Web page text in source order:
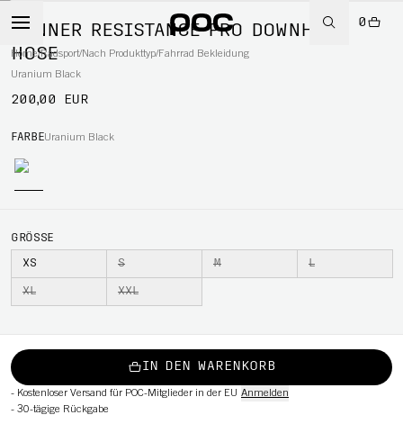
0
Home/Radsport/Nach Produkttyp/Fahrrad Bekleidung
MÄNNER RESISTANCE PRO DOWNHILL
HOSE
Uranium Black
200,00 EUR
FARBEUranium Black
GRÖSSE
XS S M L
XL XXL
IN DEN WARENKORB
- Kostenloser Versand für POC-Mitglieder in der EU Anmelden
- 30-tägige Rückgabe